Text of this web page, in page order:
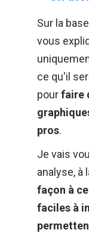
Sur la
vous
ce qu'il
pour faire
pros.
Je vais
analyse, à
façon à
faciles à